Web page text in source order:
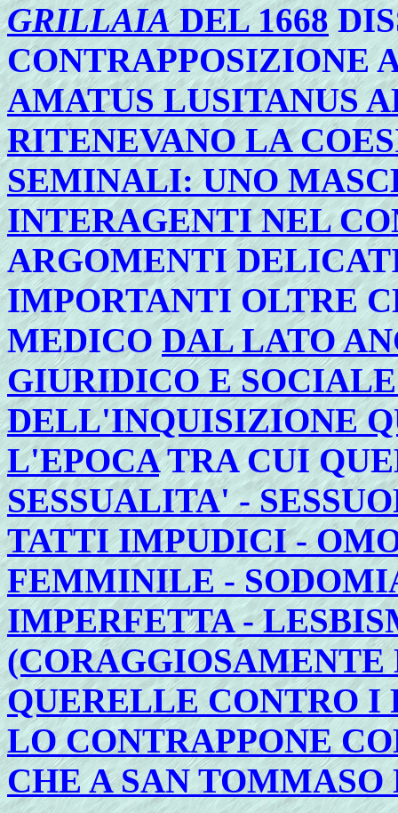
GRILLAIADEL 1668
CONTRAPPOSIZIONE
AMATUS LUSITANUS
RITENEVANO LA
SEMINALI: UNO
INTERAGENTI NEL
ARGOMENTI
IMPORTANTI OLTRE
MEDICODAL LATO
GIURIDICO E
DELL'INQUISIZIONE
L'EPOCATRA CUI
SESSUALITA' -
TATTI IMPUDICI -
FEMMINILE -
IMPERFETTA -
QUERELLE CONTRO I
LO CONTRAPPONE
CHE A SAN